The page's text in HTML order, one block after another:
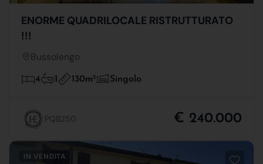
ENORME QUADRILOCALE RISTRUTTURATO
!!!
Bussolengo
4 1 130m2 Singolo
PQB250 € 240.000
IN VENDITA